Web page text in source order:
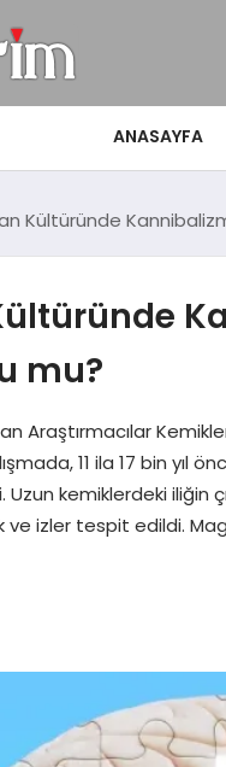
ANASAYFA
Kültüründe
mu?
Araştırmacılar
11 ila 17 bin yıl
kemiklerdeki iliğin
ve izler tespit edildi.